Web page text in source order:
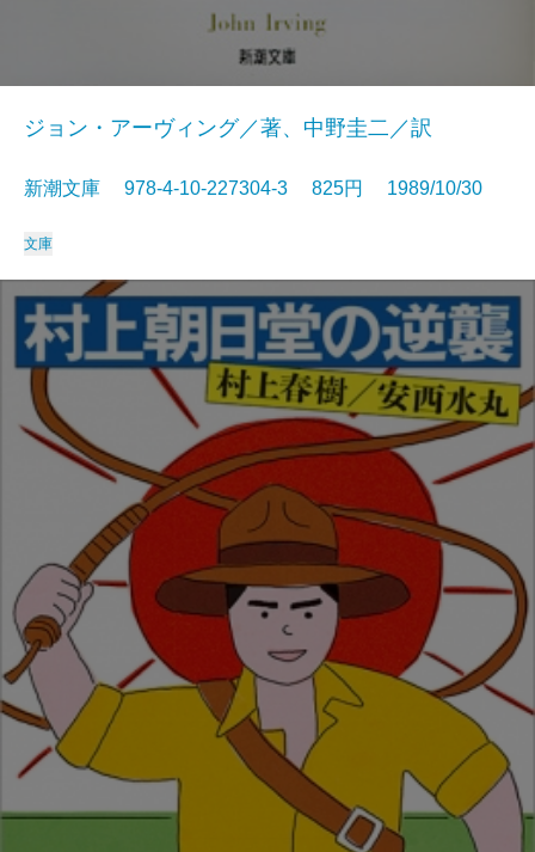
ジョン・アーヴィング／著、中野圭二／訳
新潮文庫 978-4-10-227304-3 825円 1989/10/30
文庫